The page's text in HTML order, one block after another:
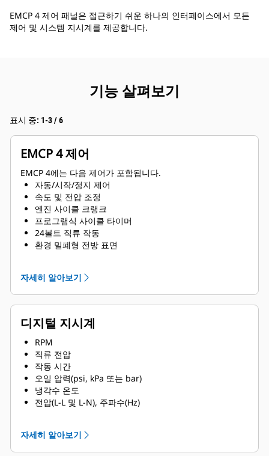
EMCP 4 제어 패널은 접근하기 쉬운 하나의 인터페이스에서 모든
제어 및 시스템 지시계를 제공합니다.
기능 살펴보기
표시 중: 1-3 / 6
EMCP 4 제어
EMCP 4에는 다음 제어가 포함됩니다.
자동/시작/정지 제어
속도 및 전압 조정
엔진 사이클 크랭크
프로그램식 사이클 타이머
24볼트 직류 작동
환경 밀폐형 전방 표면
자세히 알아보기
디지털 지시계
RPM
직류 전압
작동 시간
오일 압력(psi, kPa 또는 bar)
냉각수 온도
전압(L-L 및 L-N), 주파수(Hz)
자세히 알아보기